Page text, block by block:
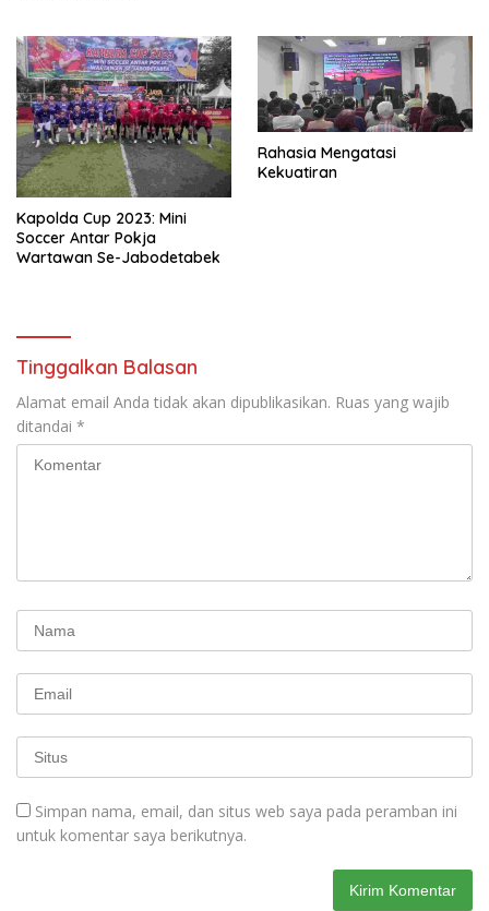
Kapolda Cup 2023: Mini
Soccer Antar Pokja
Wartawan Se-Jabodetabek
Rahasia Mengatasi
Kekuatiran
Tinggalkan Balasan
Alamat email Anda tidak akan dipublikasikan. Ruas yang wajib
ditandai *
Simpan nama, email, dan situs web saya pada peramban ini
untuk komentar saya berikutnya.